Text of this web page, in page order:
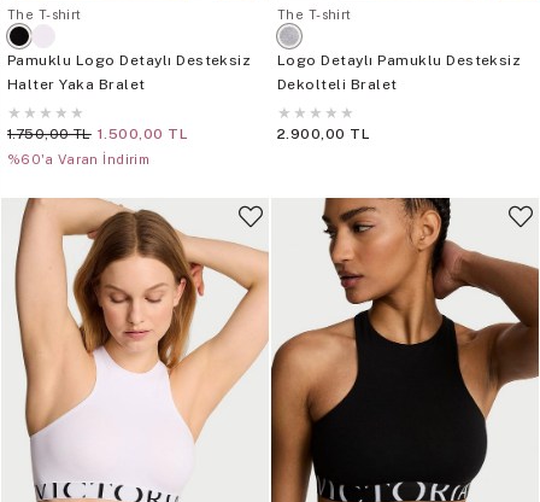
The T-shirt
Pamuklu Logo Detaylı Desteksiz
Halter Yaka Bralet
★ ★ ★ ★ ★
1.750,00 TL 1.500,00 TL
%60'a Varan İndirim
The T-shirt
Logo Detaylı Pamuklu Desteksiz
Dekolteli Bralet
★ ★ ★ ★ ★
2.900,00 TL